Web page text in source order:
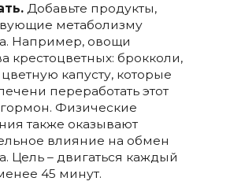
Добавьте продукты,
метаболизму
Например, овощи
крестоцветных: брокколи,
капусту, которые
переработать этот
Физические
также оказывают
влияние на обмен
Цель – двигаться каждый
45 минут.